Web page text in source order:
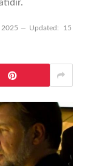
2025 Updated: 15